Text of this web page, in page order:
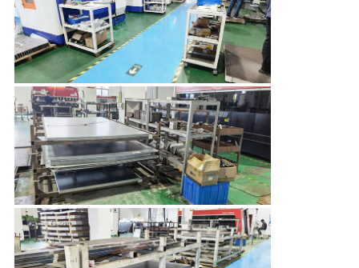
CIRCA
NOI
GIRO
DELLA
FABBRICA
CONTROLLO
DI
QUALITÀ